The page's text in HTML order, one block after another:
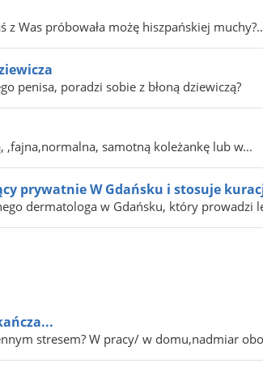
z Was próbowała możę hiszpańskiej
penisa, poradzi sobie z błoną dziewiczą?
,fajna,normalna, samotną koleżankę lub w...
prywatnie W Gdańsku i stosuje
dermatologa w Gdańsku, który prowadzi
stresem? W pracy/ w domu,nadmiar